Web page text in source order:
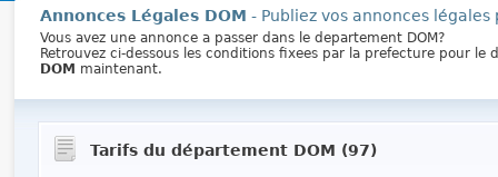
Annonces Légales DOM - Publiez vos annonces
Vous avez une annonce a passer dans le departement DOM?
Retrouvez ci-dessous les conditions fixees par la prefecture pour
DOM maintenant.
Tarifs du département DOM (97)